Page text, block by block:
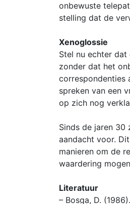
onbewuste
stelling dat de
Xenoglossie
Stel nu echter
zonder dat het
correspondenties
spreken van een
op zich nog
Sinds de jaren
aandacht voor.
manieren om de
waardering
Literatuur
– Bosga, D. (1986).